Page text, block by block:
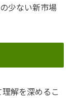
少ない新市場
解を深めるこ